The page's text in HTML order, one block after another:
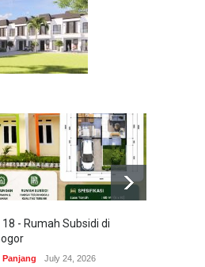
- Rumah Subsidi di
Panjang July 24, 2026